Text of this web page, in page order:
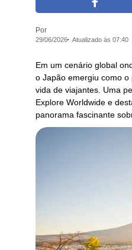
Por
29/06/2026 Atualizado às 07:40
Em um cenário global
o Japão emergiu como
vida de viajantes. Uma
Explore Worldwide e
panorama fascinante